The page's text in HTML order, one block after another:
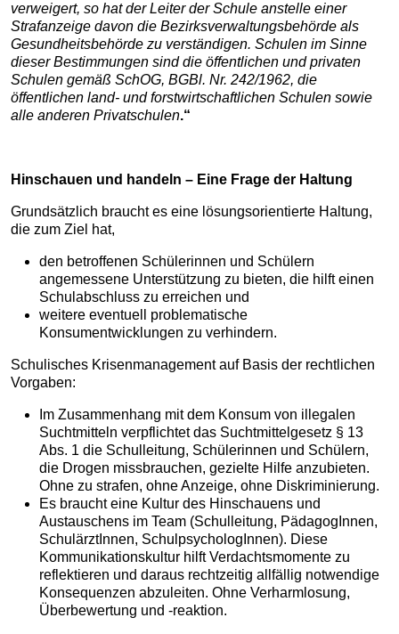
verweigert, so hat der Leiter der Schule anstelle einer
Strafanzeige davon die Bezirksverwaltungsbehörde als
Gesundheitsbehörde zu verständigen. Schulen im Sinne
dieser Bestimmungen sind die öffentlichen und privaten
Schulen gemäß SchOG, BGBl. Nr. 242/1962, die
öffentlichen land- und forstwirtschaftlichen Schulen sowie
alle anderen Privatschulen.“
Hinschauen und handeln – Eine Frage der Haltung
Grundsätzlich braucht es eine lösungsorientierte Haltung,
die zum Ziel hat,
den betroffenen Schülerinnen und Schülern
angemessene Unterstützung zu bieten, die hilft einen
Schulabschluss zu erreichen und
weitere eventuell problematische
Konsumentwicklungen zu verhindern.
Schulisches Krisenmanagementauf Basis der rechtlichen
Vorgaben:
Im Zusammenhang mit dem Konsum von illegalen
Suchtmitteln verpflichtet das Suchtmittelgesetz § 13
Abs. 1 die Schulleitung, Schülerinnen und Schülern,
die Drogen missbrauchen, gezielte Hilfe anzubieten.
Ohne zu strafen, ohne Anzeige, ohne Diskriminierung.
Es braucht eine Kultur des Hinschauens und
Austauschens im Team (Schulleitung, PädagogInnen,
SchulärztInnen, SchulpsychologInnen). Diese
Kommunikationskultur hilft Verdachtsmomente zu
reflektieren und daraus rechtzeitig allfällig notwendige
Konsequenzen abzuleiten. Ohne Verharmlosung,
Überbewertung und -reaktion.